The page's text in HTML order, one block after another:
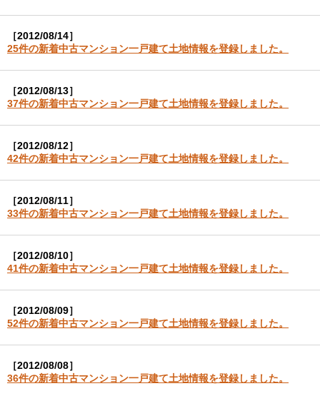
［2012/08/14］
25件の新着中古マンション一戸建て土地情報を登録しました。
［2012/08/13］
37件の新着中古マンション一戸建て土地情報を登録しました。
［2012/08/12］
42件の新着中古マンション一戸建て土地情報を登録しました。
［2012/08/11］
33件の新着中古マンション一戸建て土地情報を登録しました。
［2012/08/10］
41件の新着中古マンション一戸建て土地情報を登録しました。
［2012/08/09］
52件の新着中古マンション一戸建て土地情報を登録しました。
［2012/08/08］
36件の新着中古マンション一戸建て土地情報を登録しました。